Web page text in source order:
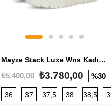
40 40,5 41 42 42,5
Mayze Stack Luxe Wns Kadın Sneaker
₺5.400,00 ₺3.780,00 %30
36 37 37,5 38 38,5